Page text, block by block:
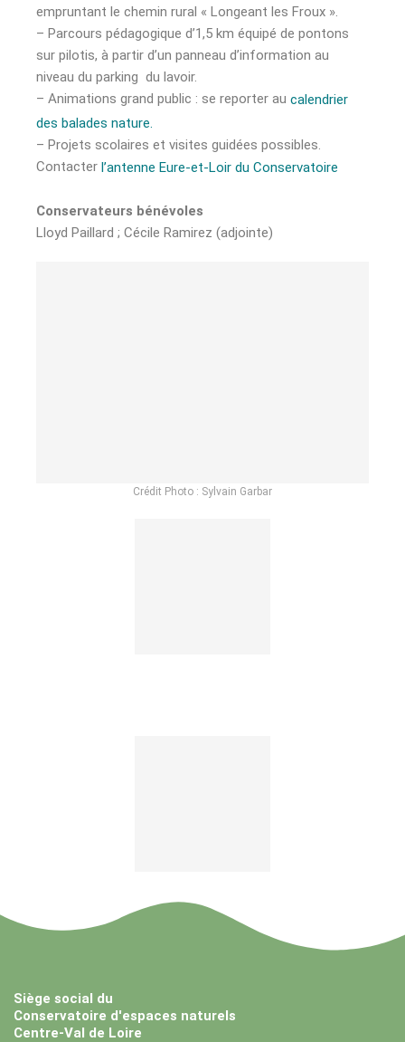
empruntant le chemin rural « Longeant les Froux ».
– Parcours pédagogique d’1,5 km équipé de pontons
sur pilotis, à partir d’un panneau d’information au
niveau du parking du lavoir.
– Animations grand public : se reporter au calendrier
des balades nature.
– Projets scolaires et visites guidées possibles.
Contacter l’antenne Eure-et-Loir du Conservatoire
Conservateurs bénévoles
Lloyd Paillard ; Cécile Ramirez (adjointe)
Crédit Photo : Sylvain Garbar
Siège social du
Conservatoire d'espaces naturels
Centre-Val de Loire